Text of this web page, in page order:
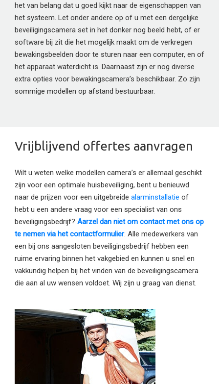
het van belang dat u goed kijkt naar de eigenschappen van
het systeem. Let onder andere op of u met een dergelijke
beveiligingscamera set in het donker nog beeld hebt, of er
software bij zit die het mogelijk maakt om de verkregen
bewakingsbeelden door te sturen naar een computer, en of
het apparaat waterdicht is. Daarnaast zijn er nog diverse
extra opties voor bewakingscamera’s beschikbaar. Zo zijn
sommige modellen op afstand bestuurbaar.
Vrijblijvend offertes aanvragen
Wilt u weten welke modellen camera’s er allemaal geschikt
zijn voor een optimale huisbeveiliging, bent u benieuwd
naar de prijzen voor een uitgebreide alarminstallatie of
hebt u een andere vraag voor een specialist van ons
beveiligingsbedrijf? Aarzel dan niet om contact met ons op
te nemen via het contactformulier. Alle medewerkers van
een bij ons aangesloten beveiligingsbedrijf hebben een
ruime ervaring binnen het vakgebied en kunnen u snel en
vakkundig helpen bij het vinden van de beveiligingscamera
die aan al uw wensen voldoet. Wij zijn u graag van dienst.